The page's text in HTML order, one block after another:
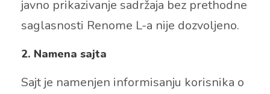
javno prikazivanje sadržaja bez prethodne
saglasnosti Renome L-a nije dozvoljeno.
2. Namena sajta
Sajt je namenjen informisanju korisnika o